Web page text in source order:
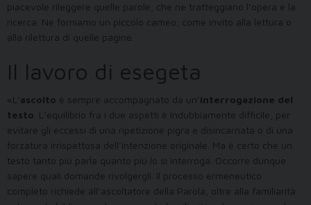
piacevole rileggere quelle parole, che ne tratteggiano l’opera e la
ricerca. Ne forniamo un piccolo cameo, come invito alla lettura o
alla rilettura di quelle pagine.
Il lavoro di esegeta
«L’ascolto è sempre accompagnato da un’interrogazione del
testo . L’equilibrio fra i due aspetti è indubbiamente difficile, per
evitare gli eccessi di una ripetizione pigra e disincarnata o di una
forzatura irrispettosa dell’intenzione originale. Ma è certo che un
testo tanto più parla quanto più lo si interroga. Occorre dunque
sapere quali domande rivolgergli. Il processo ermeneutico
completo richiede all’ascoltatore della Parola, oltre alla familiarità